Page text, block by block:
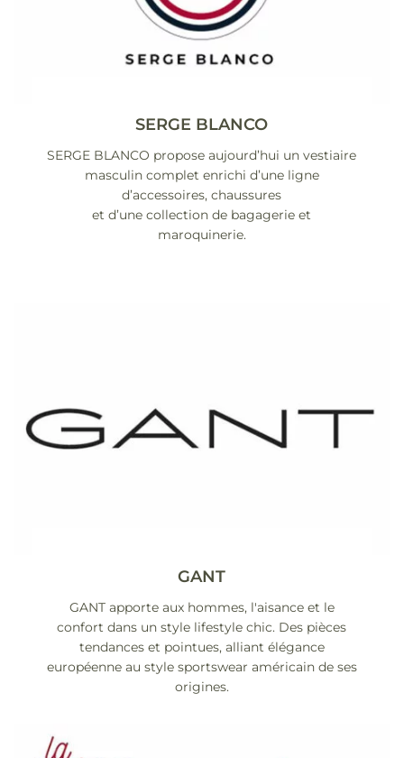
SERGE BLANCO
SERGE BLANCO propose aujourd’hui un vestiaire
masculin complet enrichi d’une ligne
d’accessoires, chaussures
et d’une collection de bagagerie et
maroquinerie.
GANT
GANT apporte aux hommes, l'aisance et le
confort dans un style lifestyle chic. Des pièces
tendances et pointues, alliant élégance
européenne au style sportswear américain de ses
origines.